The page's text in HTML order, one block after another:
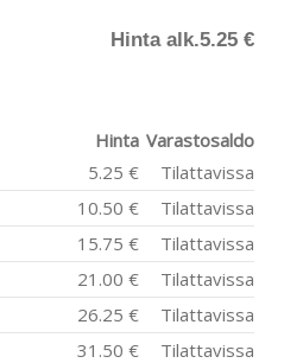
Hinta alk.5.25 €
Hinta Varastosaldo
5.25 €
Tilattavissa
10.50 €
Tilattavissa
15.75 €
Tilattavissa
21.00 €
Tilattavissa
26.25 €
Tilattavissa
31.50 €
Tilattavissa